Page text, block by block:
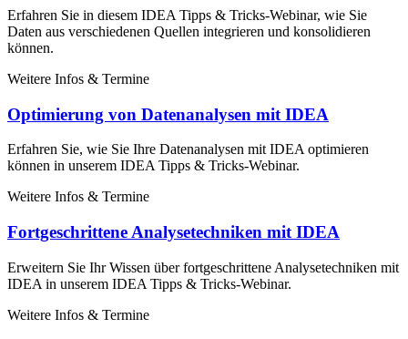
Erfahren Sie in diesem IDEA Tipps & Tricks-Webinar, wie Sie
Daten aus verschiedenen Quellen integrieren und konsolidieren
können.
Weitere Infos & Termine
Optimierung von Datenanalysen mit IDEA
Erfahren Sie, wie Sie Ihre Datenanalysen mit IDEA optimieren
können in unserem IDEA Tipps & Tricks-Webinar.
Weitere Infos & Termine
Fortgeschrittene Analysetechniken mit IDEA
Erweitern Sie Ihr Wissen über fortgeschrittene Analysetechniken mit
IDEA in unserem IDEA Tipps & Tricks-Webinar.
Weitere Infos & Termine